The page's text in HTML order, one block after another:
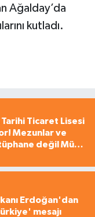
Ağalday’da
kutladı.
Ticaret Lisesi
Mezunlar ve
değil Müze
Erdoğan'dan
mesajı